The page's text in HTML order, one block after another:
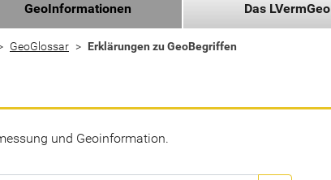
GeoInformationen Das LVermGeo
GeoGlossar Erklärungen zu GeoBegriffen
und Geoinformation.